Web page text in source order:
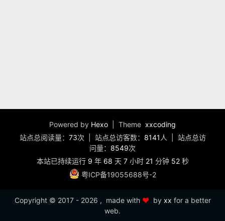
Powered by Hexo | Theme xxcoding
站点总阅读量： 73次 站点总访客数： 8141 人
站点总访
问量： 8549次
本站已持续运行 9 年 68 天 7小时 21 分钟 52秒
粤ICP备19055688号-2
Copyright © 2017 - 2026 , made with ❤️by xx for a better
web.